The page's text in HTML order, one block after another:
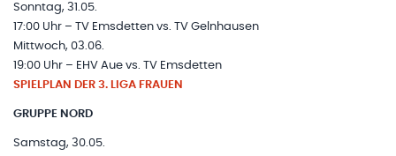
Sonntag, 31.05.
17:00 Uhr – TV Emsdetten vs. TV Gelnhausen
Mittwoch, 03.06.
19:00 Uhr – EHV Aue vs. TV Emsdetten
SPIELPLAN DER 3. LIGA FRAUEN
GRUPPE NORD
Samstag, 30.05.